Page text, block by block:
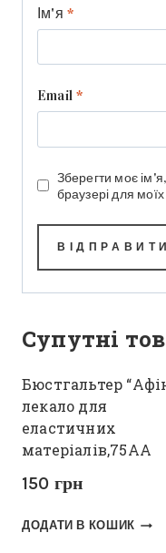
Ім'я *
Email*
Зберегти моє
браузері для
Супутні
Бюстгальтер
лекало для
еластичних
матеріалів,75АА
150 грн
ДОДАТИ В КОШИК